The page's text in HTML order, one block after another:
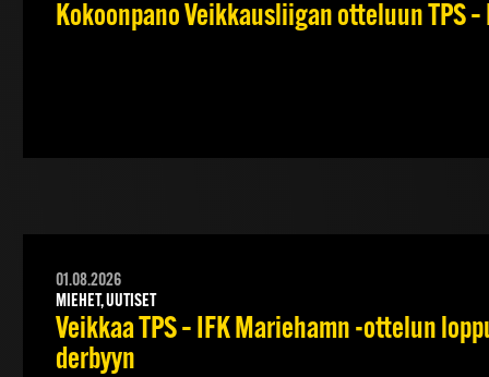
Kokoonpano Veikkausliigan otteluun TPS
01.08.2026
MIEHET, UUTISET
Veikkaa TPS – IFK Mariehamn -ottelun
derbyyn